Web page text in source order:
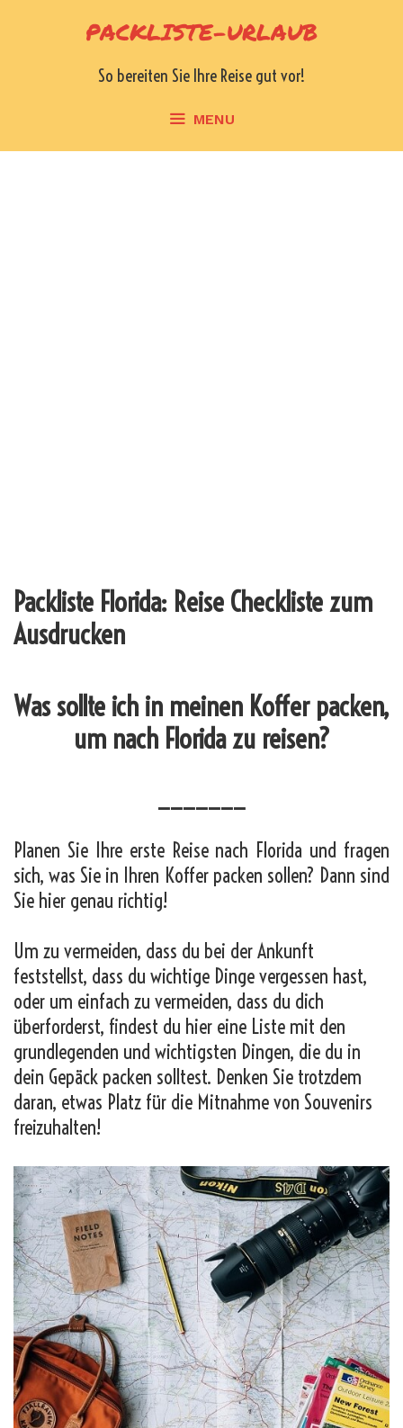
PACKLISTE-URLAUB
So bereiten Sie Ihre Reise gut vor!
MENU
Packliste Florida: Reise Checkliste zum
Ausdrucken
Was sollte ich in meinen Koffer packen,
um nach Florida zu reisen?
Planen Sie Ihre erste Reise nach Florida und fragen
sich, was Sie in Ihren Koffer packen sollen? Dann sind
Sie hier genau richtig!
Um zu vermeiden, dass du bei der Ankunft
feststellst, dass du wichtige Dinge vergessen hast,
oder um einfach zu vermeiden, dass du dich
überforderst, findest du hier eine Liste mit den
grundlegenden und wichtigsten Dingen, die du in
dein Gepäck packen solltest. Denken Sie trotzdem
daran, etwas Platz für die Mitnahme von Souvenirs
freizuhalten!